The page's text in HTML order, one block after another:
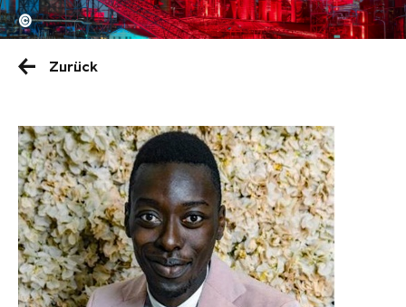
Copyright:
©
Zurück